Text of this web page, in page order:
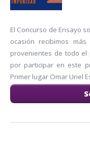
El Concurso de Ensayo
ocasión recibimos
provenientes de todo el
por participar en este
Primer lugar Omar Uriel